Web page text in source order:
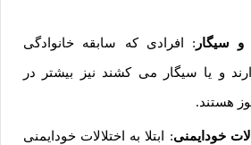
و سیگار : افرادی که سابقه خانوادگی
و یا سیگار می کشند نیز بیشتر در
هستند.
خودایمنی: ابتلا به اختلالات خودایمنی